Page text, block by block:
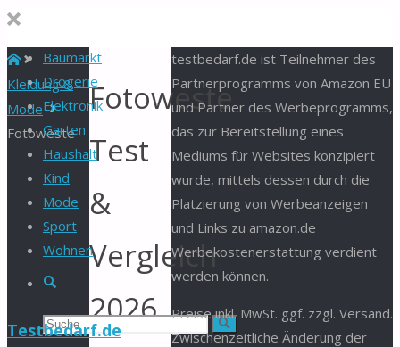
Baumarkt
Drogerie
Elektronik
Garten
Haushalt
Kind
Mode
Sport
Wohnen
Suche
Suchen Suche
Testbedarf.de
Start
Kleidung &
Mode
Fotoweste
Fotoweste
Test
&
Vergleich
2026
testbedarf.de ist Teilnehmer des
Partnerprogramms von Amazon EU
und Partner des Werbeprogramms,
das zur Bereitstellung eines
Mediums für Websites konzipiert
wurde, mittels dessen durch die
Platzierung von Werbeanzeigen
und Links zu amazon.de
Werbekostenerstattung verdient
werden können.
Preise inkl. MwSt. ggf. zzgl. Versand.
Zwischenzeitliche Änderung der